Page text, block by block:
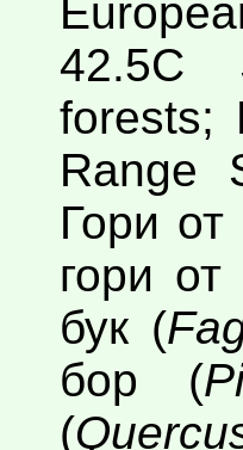
42.5C
forests;
Range
Гори
гори
бук (
бор (
(